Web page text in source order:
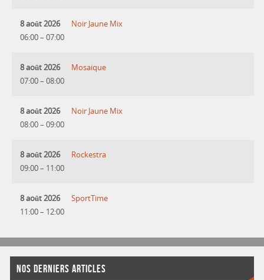
8 août 2026
06:00– 07:00
Noir Jaune Mix
8 août 2026
07:00– 08:00
Mosaique
8 août 2026
08:00– 09:00
Noir Jaune Mix
8 août 2026
09:00– 11:00
Rockestra
8 août 2026
11:00– 12:00
SportTime
NOS DERNIERS ARTICLES